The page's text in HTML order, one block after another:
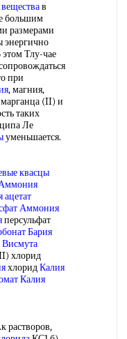
в
большим
размерами
энергично
этом Тлу-чае
при
, магния,
(II) и
таких
Ле
уменьшается.
квасцы
Аммония
персульфат
Бария
Висмута
хлорид
хлоридКалия
Калия